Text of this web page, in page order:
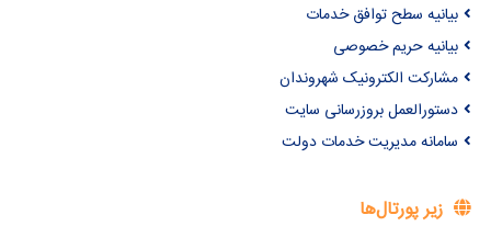
بیانیه سطح توافق خدمات
بیانیه حریم خصوصی
مشارکت الکترونیک شهروندان
دستورالعمل بروزرسانی سایت
سامانه مدیریت خدمات دولت
زیر پورتال‌ها